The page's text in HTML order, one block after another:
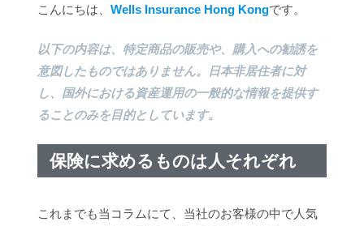
こんにちは、 Wells Insurance Hong Kongです。
以下の内容は、特定商品の販売や、購入への勧誘を
意図したものではありません。日本非居住者に対
し、国外における資産運用の一般的な情報を提供す
ることのみを目的としています。
保険に求めるものは人それぞれ
これまでも当コラムにて、当社のお客様の中で人気